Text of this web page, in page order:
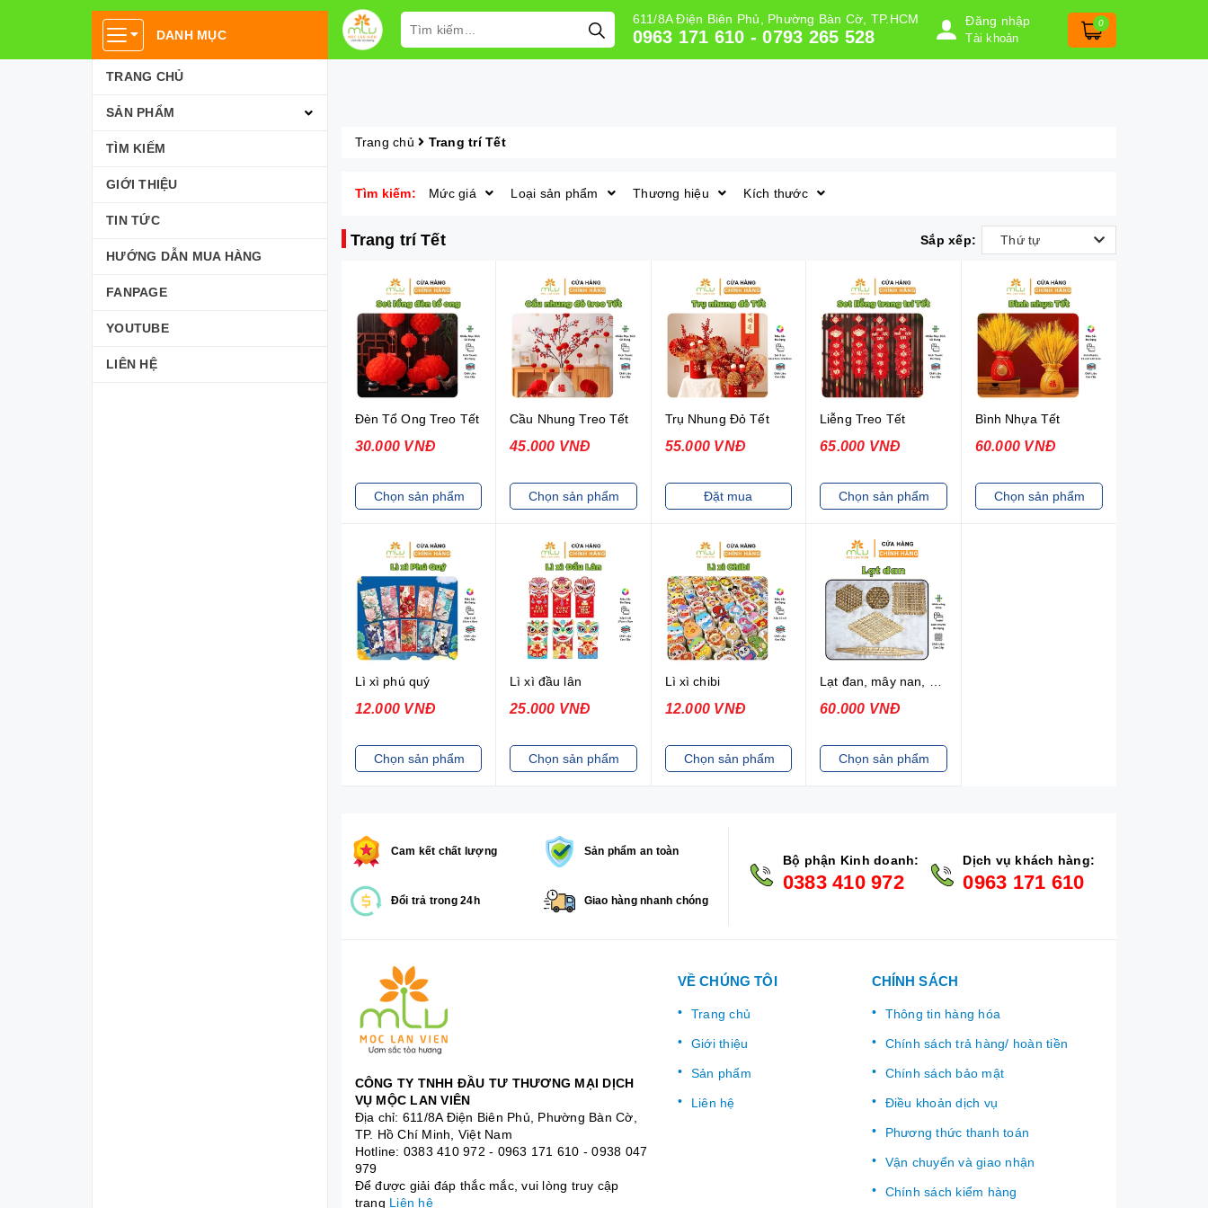
DANH MỤC
TRANG CHỦ
SẢN PHẨM
TÌM KIẾM
GIỚI THIỆU
TIN TỨC
HƯỚNG DẪN MUA HÀNG
FANPAGE
YOUTUBE
LIÊN HỆ
611/8A Điện Biên Phủ, Phường Bàn Cờ, TP.HCM
0963 171 610 - 0793 265 528
Đăng nhập
Tài khoản
0
Trang chủ Trang trí Tết
Tìm kiếm: Mức giá Loại sản phẩm Thương hiệu Kích thước
Trang trí Tết Sắp xếp: Thứ tự
Đèn Tổ Ong Treo Tết
30.000 VNĐ
Chọn sản phẩm
Cầu Nhung Treo Tết
45.000 VNĐ
Chọn sản phẩm
Trụ Nhung Đỏ Tết
55.000 VNĐ
Đặt mua
Liễng Treo Tết
65.000 VNĐ
Chọn sản phẩm
Bình Nhựa Tết
60.000 VNĐ
Chọn sản phẩm
Lì xì phú quý
12.000 VNĐ
Chọn sản phẩm
Lì xì đầu lân
25.000 VNĐ
Chọn sản phẩm
Lì xì chibi
12.000 VNĐ
Chọn sản phẩm
60.000 VNĐ
Chọn sản phẩm
Cam kết chất lượng Sản phẩm an toàn
Đổi trả trong 24h Giao hàng nhanh chóng
Bộ phận Kinh doanh:
0383 410 972
Dịch vụ khách hàng:
0963 171 610
CÔNG TY TNHH ĐẦU TƯ THƯƠNG MẠI DỊCH
VỤ MỘC LAN VIÊN
Địa chỉ: 611/8A Điện Biên Phủ, Phường Bàn Cờ,
TP. Hồ Chí Minh, Việt Nam
Hotline: 0383 410 972 - 0963 171 610 -0938 047
979
Để được giải đáp thắc mắc, vui lòng truy cập
trang Liên hệ
VỀ CHÚNG TÔI
Trang chủ
Giới thiệu
Sản phẩm
Liên hệ
CHÍNH SÁCH
Thông tin hàng hóa
Chính sách trả hàng/ hoàn tiền
Chính sách bảo mật
Điều khoản dịch vụ
Phương thức thanh toán
Vận chuyển và giao nhận
Chính sách kiểm hàng